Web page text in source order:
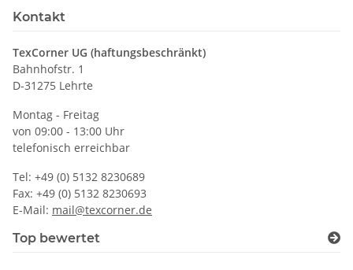
Kontakt
TexCorner UG (haftungsbeschränkt)
Bahnhofstr. 1
D-31275 Lehrte
Montag - Freitag
von 09:00 - 13:00 Uhr
telefonisch erreichbar
Tel: +49 (0) 5132 8230689
Fax: +49 (0) 5132 8230693
E-Mail: mail@texcorner.de
Top bewertet